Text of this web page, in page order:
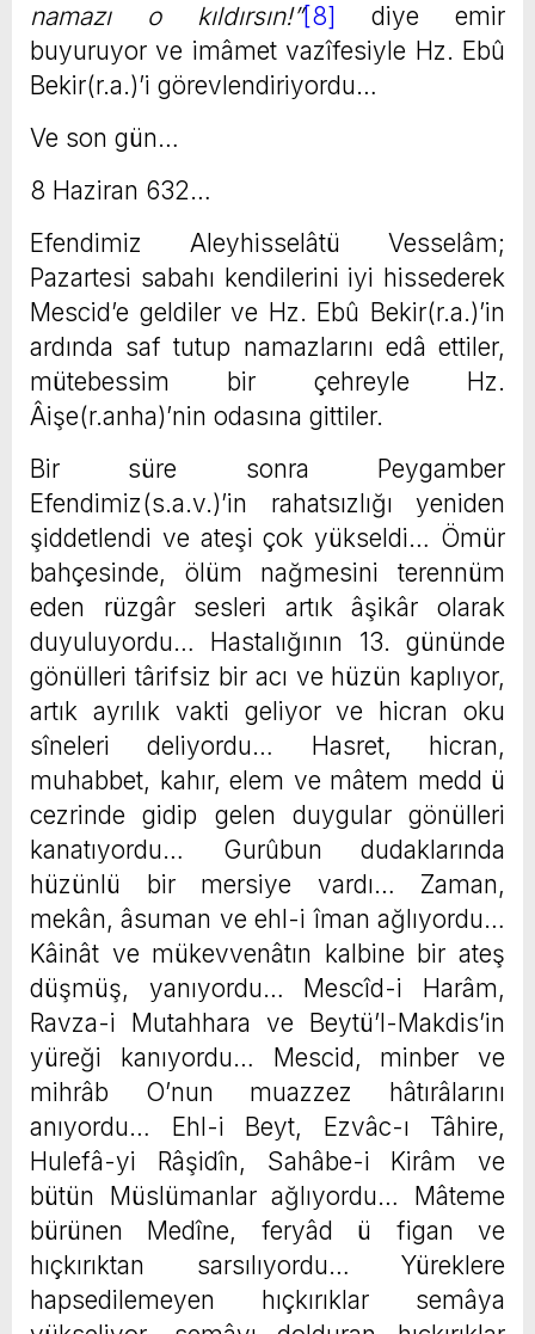
namazı o kıldırsın!”[8]
diye emir
buyuruyor ve imâmet vazîfesiyle Hz. Ebû
Bekir(r.a.)’i görevlendiriyordu…
Ve son gün…
8 Haziran 632…
Efendimiz Aleyhisselâtü Vesselâm;
Pazartesi sabahı kendilerini iyi hissederek
Mescid’e geldiler ve Hz. Ebû Bekir(r.a.)’in
ardında saf tutup namazlarını edâ ettiler,
mütebessim bir çehreyle Hz.
Âişe(r.anha)’nin odasına gittiler.
Bir süre sonra Peygamber
Efendimiz(s.a.v.)’in rahatsızlığı yeniden
şiddetlendi ve ateşi çok yükseldi… Ömür
bahçesinde, ölüm nağmesini terennüm
eden rüzgâr sesleri artık âşikâr olarak
duyuluyordu… Hastalığının 13. gününde
gönülleri târifsiz bir acı ve hüzün kaplıyor,
artık ayrılık vakti geliyor ve hicran oku
sîneleri deliyordu… Hasret, hicran,
muhabbet, kahır, elem ve mâtem medd ü
cezrinde gidip gelen duygular gönülleri
kanatıyordu… Gurûbun dudaklarında
hüzünlü bir mersiye vardı… Zaman,
mekân, âsuman ve ehl-i îman ağlıyordu…
Kâinât ve mükevvenâtın kalbine bir ateş
düşmüş, yanıyordu… Mescîd-i Harâm,
Ravza-i Mutahhara ve Beytü’l-Makdis’in
yüreği kanıyordu… Mescid, minber ve
mihrâb O’nun muazzez hâtırâlarını
anıyordu… Ehl-i Beyt, Ezvâc-ı Tâhire,
Hulefâ-yi Râşidîn, Sahâbe-i Kirâm ve
bütün Müslümanlar ağlıyordu… Mâteme
bürünen Medîne, feryâd ü figan ve
hıçkırıktan sarsılıyordu… Yüreklere
hapsedilemeyen hıçkırıklar semâya